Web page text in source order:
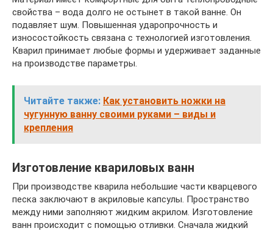
свойства – вода долго не остынет в такой ванне. Он
подавляет шум. Повышенная ударопрочность и
износостойкость связана с технологией изготовления.
Кварил принимает любые формы и удерживает заданные
на производстве параметры.
Читайте также: Как установить ножки на
чугунную ванну своими руками – виды и
крепления
Изготовление квариловых ванн
При производстве кварила небольшие части кварцевого
песка заключают в акриловые капсулы. Пространство
между ними заполняют жидким акрилом. Изготовление
ванн происходит с помощью отливки. Сначала жидкий